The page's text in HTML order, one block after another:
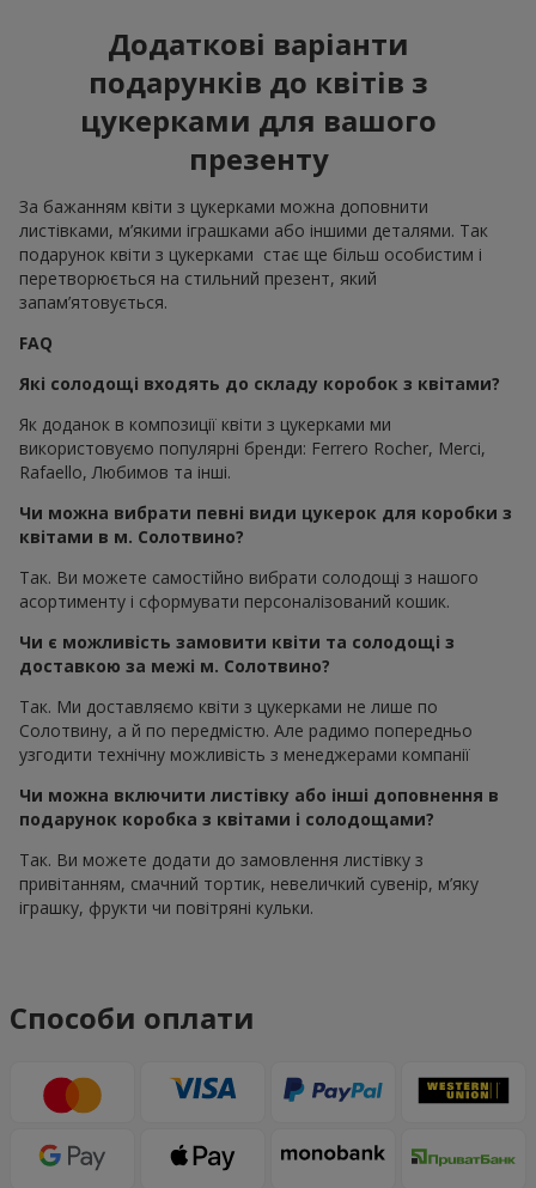
Додаткові варіанти
подарунків до квітів з
цукерками для вашого
презенту
За бажанням квіти з цукерками можна доповнити
листівками, м’якими іграшками або іншими деталями. Так
подарунок квіти з цукерками стає ще більш особистим і
перетворюється на стильний презент, який
запам’ятовується.
FAQ
Які солодощі входять до складу коробок з квітами?
Як доданок в композиції квіти з цукерками ми
використовуємо популярні бренди: Ferrero Rocher, Merci,
Rafaello, Любимов та інші.
Чи можна вибрати певні види цукерок для коробки з
квітами в м. Солотвино?
Так. Ви можете самостійно вибрати солодощі з нашого
асортименту і сформувати персоналізований кошик.
Чи є можливість замовити квіти та солодощі з
доставкою за межі м. Солотвино?
Так. Ми доставляємо квіти з цукерками не лише по
Солотвину, а й по передмістю. Але радимо попередньо
узгодити технічну можливість з менеджерами компанії
Чи можна включити листівку або інші доповнення в
подарунок коробка з квітами і солодощами?
Так. Ви можете додати до замовлення листівку з
привітанням, смачний тортик, невеличкий сувенір, м’яку
іграшку, фрукти чи повітряні кульки.
Способи оплати